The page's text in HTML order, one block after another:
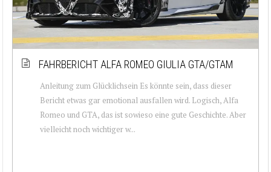
FAHRBERICHT ALFA ROMEO GIULIA GTA/GTAM
Anleitung zum Glücklichsein Es könnte sein, dass dieser
Bericht etwas gar emotional ausfallen wird. Logisch, Alfa
Romeo und GTA, das ist sowieso eine gute Geschichte. Aber
vielleicht noch wichtiger w...